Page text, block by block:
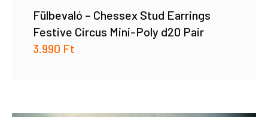
Fülbevaló – Chessex Stud Earrings
Festive Circus Mini-Poly d20 Pair
3.990 Ft